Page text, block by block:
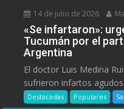
14 de julio de 2026
«Se infartaron»:
Tucumán por el
Argentina
El doctor Luis Medina
sufrieron infartos
Destacadas Populares